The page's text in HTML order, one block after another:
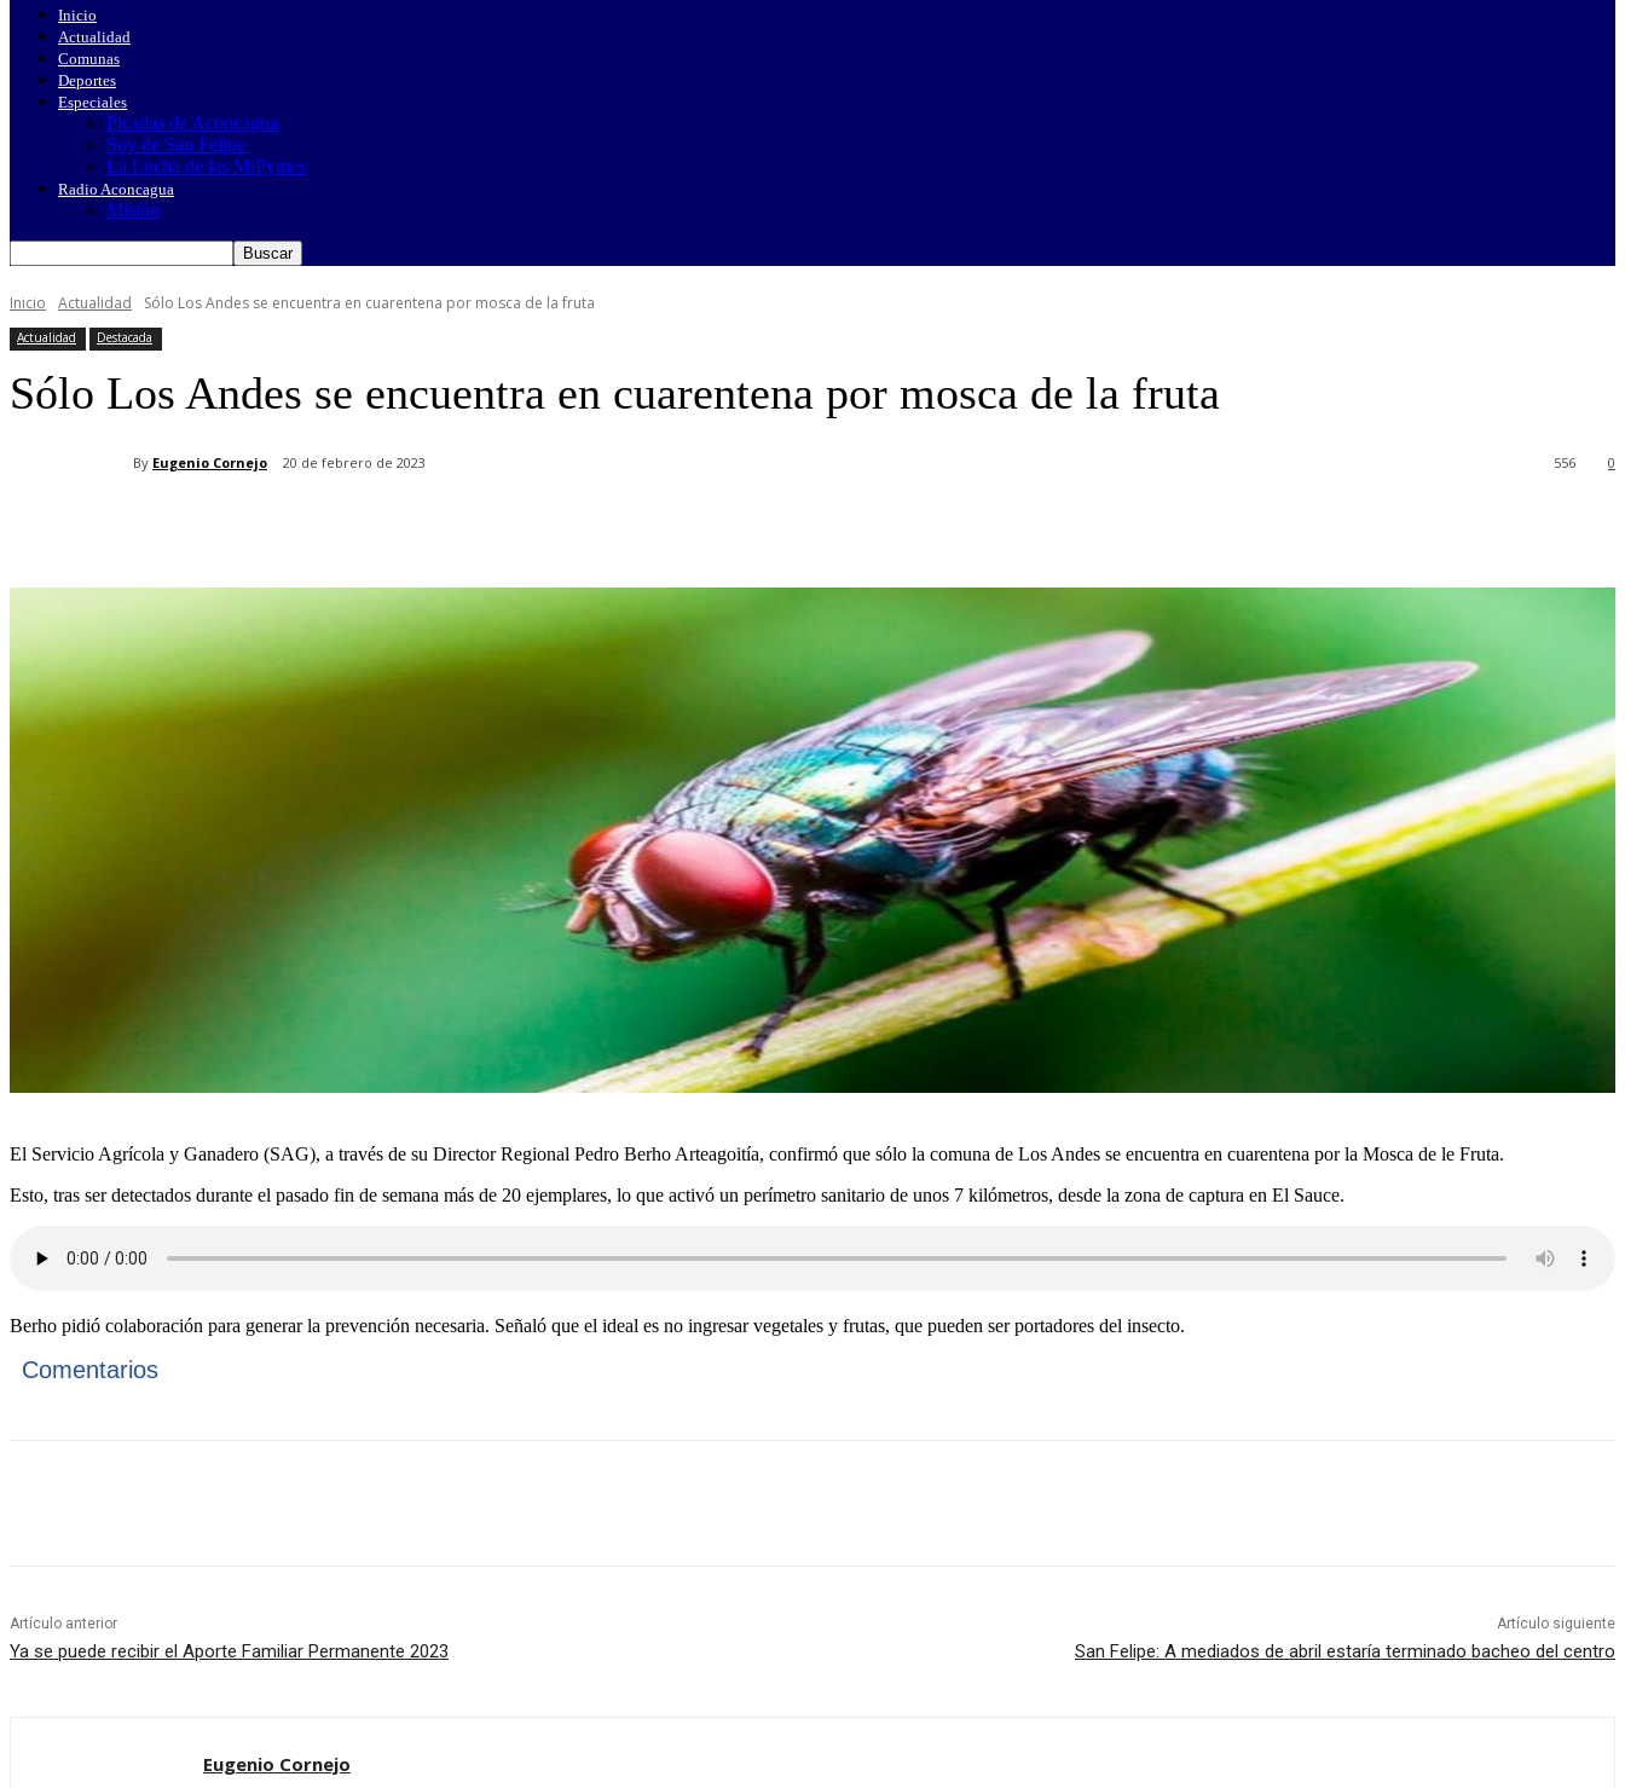
Inicio
Actualidad
Comunas
Deportes
Especiales
Picadas de Aconcagua
Soy de San Felipe
La Lucha de las MiPymes
Radio Aconcagua
Misión
Inicio Actualidad Sólo Los Andes se encuentra en cuarentena por mosca de la fruta
Actualidad Destacada
Sólo Los Andes se encuentra en cuarentena por mosca de la fruta
By Eugenio Cornejo 20 de febrero de 2023 0
556
El Servicio Agrícola y Ganadero (SAG), a través de su Director Regional Pedro Berho Arteagoitía, confirmó que sólo la comuna de Los Andes se encuentra en cuarentena por la Mosca de le Fruta.
Esto, tras ser detectados durante el pasado fin de semana más de 20 ejemplares, lo que activó un perímetro sanitario de unos 7 kilómetros, desde la zona de captura en El Sauce.
Berho pidió colaboración para generar la prevención necesaria. Señaló que el ideal es no ingresar vegetales y frutas, que pueden ser portadores del insecto.
Comentarios
Artículo anterior
Ya se puede recibir el Aporte Familiar Permanente 2023
Artículo siguiente
San Felipe: A mediados de abril estaría terminado bacheo del centro
Eugenio Cornejo